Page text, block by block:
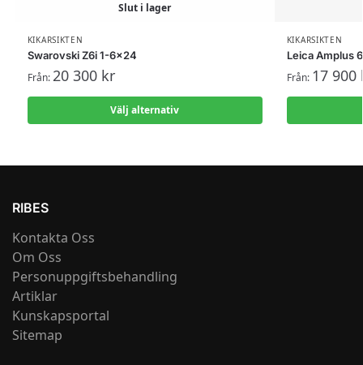
Slut i lager
KIKARSIKTEN
Swarovski Z6i 1-6×24
Från:20 300 kr
Välj alternativ
KIKARSIKTEN
Leica Amplus
Från: 17 900
RIBES
Kontakta Oss
Om Oss
Personuppgiftsbehandling
Artiklar
Kunskapsportal
Sitemap